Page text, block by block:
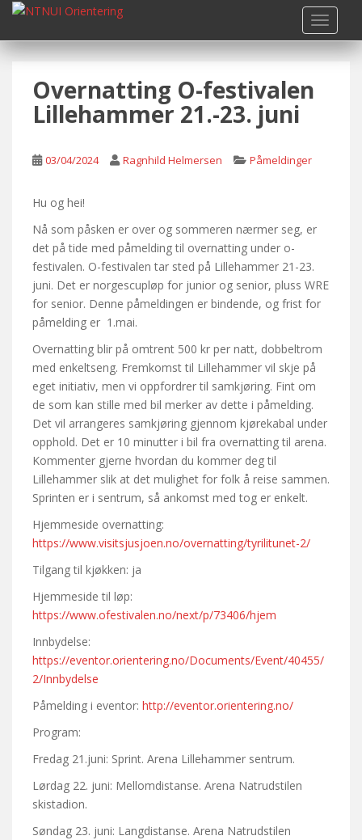
i
Overnatting O-festivalen
Lillehammer 21.-23. juni
03/04/2024 Ragnhild Helmersen Påmeldinger
Hu og hei!
Nå som påsken er over og sommeren nærmer seg, er
det på tide med påmelding til overnatting under o-
festivalen. O-festivalen tar sted på Lillehammer 21-23.
juni. Det er norgescupløp for junior og senior, pluss WRE
for senior. Denne påmeldingen er bindende, og frist for
påmelding er 1.mai.
Overnatting blir på omtrent 500 kr per natt, dobbeltrom
med enkeltseng. Fremkomst til Lillehammer vil skje på
eget initiativ, men vi oppfordrer til samkjøring. Fint om
de som kan stille med bil merker av dette i påmelding.
Det vil arrangeres samkjøring gjennom kjørekabal under
opphold. Det er 10 minutter i bil fra overnatting til arena.
Kommenter gjerne hvordan du kommer deg til
Lillehammer slik at det mulighet for folk å reise sammen.
Sprinten er i sentrum, så ankomst med tog er enkelt.
Hjemmeside overnatting:
https://www.visitsjusjoen.no/overnatting/tyrilitunet-2/
Tilgang til kjøkken: ja
Hjemmeside til løp:
https://www.ofestivalen.no/next/p/73406/hjem
Innbydelse:
https://eventor.orientering.no/Documents/Event/40455/
2/Innbydelse
Påmelding i eventor: http://eventor.orientering.no/
Program:
Fredag 21.juni: Sprint. Arena Lillehammer sentrum.
Lørdag 22. juni: Mellomdistanse. Arena Natrudstilen
skistadion.
Søndag 23. juni: Langdistanse. Arena Natrudstilen